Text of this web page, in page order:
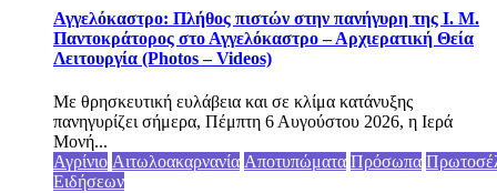
Αγγελόκαστρο: Πλήθος πιστών στην πανήγυρη της Ι. Μ.
Παντοκράτορος στο Αγγελόκαστρο – Αρχιερατική Θεία
Λειτουργία (Photos – Videos)
Με θρησκευτική ευλάβεια και σε κλίμα κατάνυξης
πανηγυρίζει σήμερα, Πέμπτη 6 Αυγούστου 2026, η Ιερά
Μονή...
Αγρίνιο Αιτωλοακαρνανία Αποτυπώματα Πρόσωπα
Ειδήσεων